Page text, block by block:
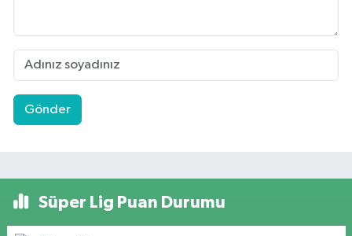
Gönder
Süper Lig Puan Durumu